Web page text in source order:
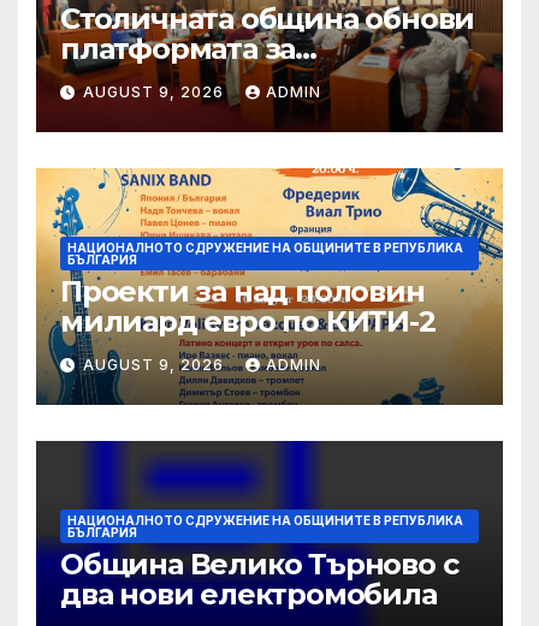
Столичната община обнови
платформата за
граждански сигнали Call
Sofia
AUGUST 9, 2026 ADMIN
НАЦИОНАЛНОТО СДРУЖЕНИЕ НА ОБЩИНИТЕ В РЕПУБЛИКА
БЪЛГАРИЯ
Проекти за над половин
милиард евро по КИТИ-2
AUGUST 9, 2026 ADMIN
НАЦИОНАЛНОТО СДРУЖЕНИЕ НА ОБЩИНИТЕ В РЕПУБЛИКА
БЪЛГАРИЯ
Община Велико Търново с
два нови електромобила